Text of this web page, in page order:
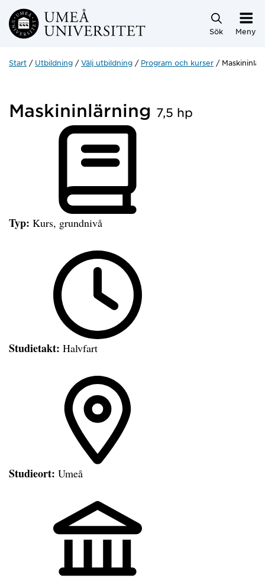
Hoppa direkt till innehållet
Sök Meny
Start Utbildning Välj utbildning Program och kurser
Maskininlärning 7,5 hp
Typ: Kurs, grundnivå
Studietakt: Halvfart
Studieort: Umeå